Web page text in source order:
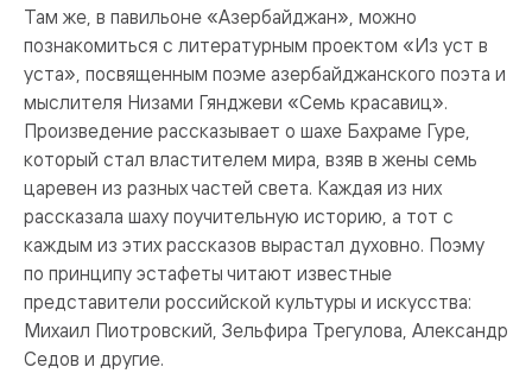
Там же, в павильоне «Азербайджан», можно
познакомиться с литературным проектом «Из уст в
уста», посвященным поэме азербайджанского поэта и
мыслителя Низами Гянджеви «Семь красавиц».
Произведение рассказывает о шахе Бахраме Гуре,
который стал властителем мира, взяв в жены семь
царевен из разных частей света. Каждая из них
рассказала шаху поучительную историю, а тот с
каждым из этих рассказов вырастал духовно. Поэму
по принципу эстафеты читают известные
представители российской культуры и искусства:
Михаил Пиотровский, Зельфира Трегулова, Александр
Седов и другие.